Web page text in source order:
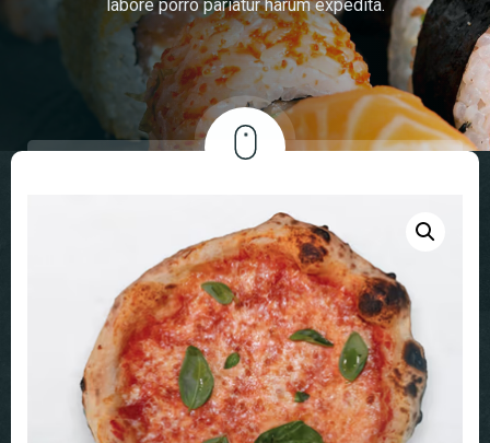
labore porro pariatur harum expedita.